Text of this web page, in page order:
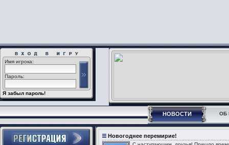
Имя игрока:
Пароль:
Я забыл пароль!
НОВОСТИ ОБ
Новогоднее перемирие!